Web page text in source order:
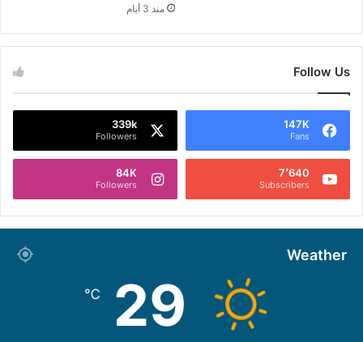
منذ 3 أيام
Follow Us
147K
Fans
339k
Followers
7٬640
Subscribers
84K
Followers
Weather
29
℃